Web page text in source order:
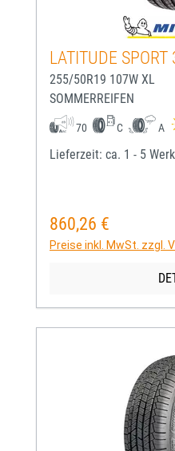
LATITUDE SPORT
255/50R19 107W XL
SOMMERREIFEN
70 C A
Lieferzeit: ca. 1 - 5
Regulärer Preis:
860,26 €
Preise inkl. MwSt. zzgl.